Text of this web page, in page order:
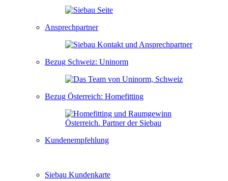
Ansprechpartner
Bezug Schweiz: Uninorm
Bezug Österreich: Homefitting
Kundenempfehlung
Siebau Kundenkarte